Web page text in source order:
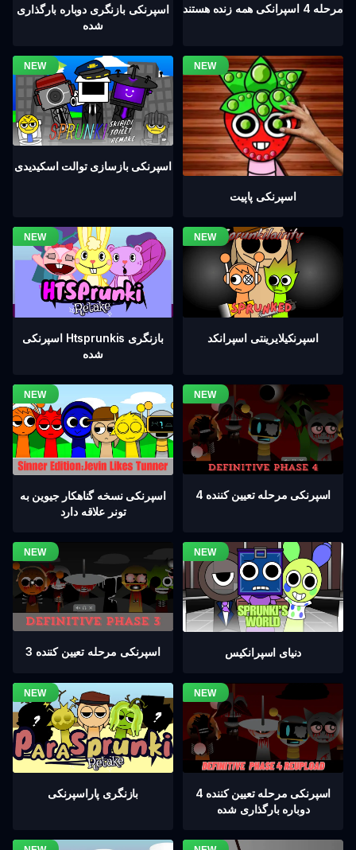
اسپرنکی بازنگری دوباره بارگذاری
شده
مرحله 4 اسپرانکی همه زنده هستند
اسپرنکی بازسازی توالت اسکیدیدی
اسپرنکی پاپیت
اسپرنکی Htsprunkis بازنگری
شده
اسپرنکیلایرینتی اسپرانکد
اسپرنکی نسخه گناهکار جیوین به
تونر علاقه دارد
اسپرنکی مرحله تعیین کننده 4
اسپرنکی مرحله تعیین کننده 3 دنیای اسپرانکیس
بازنگری پاراسپرنکی
اسپرنکی مرحله تعیین کننده 4
دوباره بارگذاری شده